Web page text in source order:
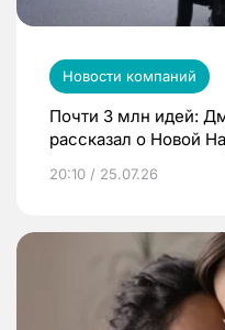
Новости компаний
Почти 3 млн идей:
рассказал о Новой
20:10 / 25.07.26